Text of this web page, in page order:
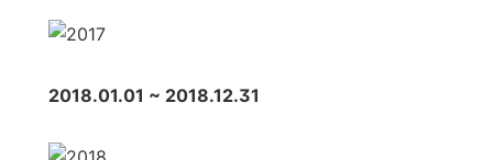
2018.01.01 ~ 2018.12.31